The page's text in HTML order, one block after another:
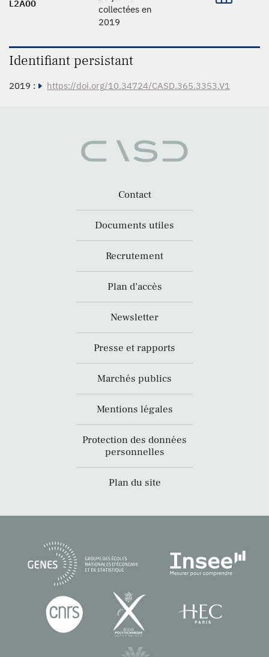
L2A00
collectées en
2019
Identifiant persistant
2019 : https://doi.org/10.34724/CASD.365.3353.V1
Contact
Documents utiles
Recrutement
Plan d’accès
Newsletter
Presse et rapports
Marchés publics
Mentions légales
Protection des données
personnelles
Plan du site